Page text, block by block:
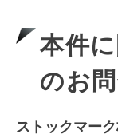
本件
のお
ストックマー